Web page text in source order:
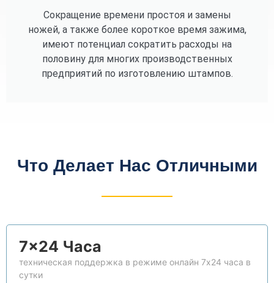
Сокращение времени простоя и замены
ножей, а также более короткое время зажима,
имеют потенциал сократить расходы на
половину для многих производственных
предприятий по изготовлению штампов.
Что Делает Нас Отличными
7×24 Часа
техническая поддержка в режиме онлайн 7x24 часа в
сутки